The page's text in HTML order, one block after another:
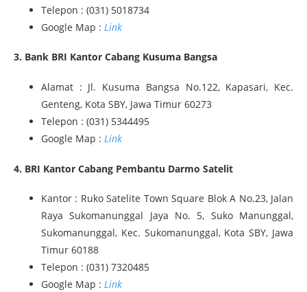
Telepon : (031) 5018734
Google Map : Link
3. Bank BRI Kantor Cabang Kusuma Bangsa
Alamat : Jl. Kusuma Bangsa No.122, Kapasari, Kec.
Genteng, Kota SBY, Jawa Timur 60273
Telepon : (031) 5344495
Google Map : Link
4. BRI Kantor Cabang Pembantu Darmo Satelit
Kantor : Ruko Satelite Town Square Blok A No.23, Jalan
Raya Sukomanunggal Jaya No. 5, Suko Manunggal,
Sukomanunggal, Kec. Sukomanunggal, Kota SBY, Jawa
Timur 60188
Telepon : (031) 7320485
Google Map : Link